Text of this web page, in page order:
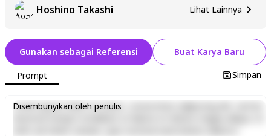
Hoshino Takashi Lihat Lainnya
Gunakan sebagai Referensi Buat Karya Baru
Prompt Simpan
Lorem ipsum dolor sit amet, consectetur adipiscing elit, sed do
Disembunyikan oleh penulis